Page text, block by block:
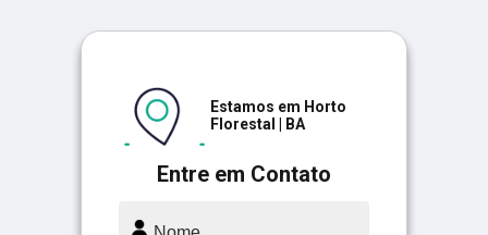
Entre em Contato
Estamos em Horto
Florestal | BA